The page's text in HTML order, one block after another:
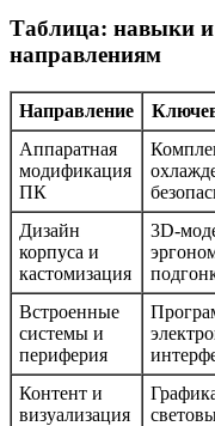
Таблица: навыки
направлениям
Направление
Аппаратная
модификация
ПК
Дизайн
корпуса и
кастомизация
3D-
Встроенные
системы и
периферия
Контент и
визуализация